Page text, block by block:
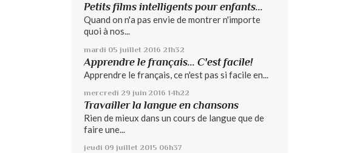
Petits films intelligents pour enfants...
Quand on n'a pas envie de montrer n'importe
quoi à nos...
mardi 05 juillet 2016 21h32
Apprendre le français... C'est facile!
Apprendre le français, ce n'est pas si facile en...
mercredi 29 juin 2016 14h22
Travailler la langue en chansons
Rien de mieux dans un cours de langue que de
faire une...
jeudi 09 juillet 2015 06h37